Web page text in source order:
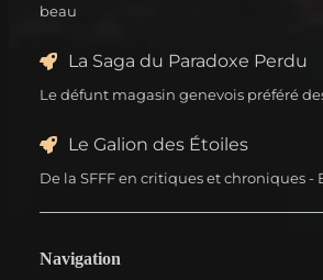
beau
La Saga du Paradoxe Perdu
Le défunt magasin genevois préféré
Le Galion des Étoiles
De la SFFF en critiques et chroniques -
Navigation